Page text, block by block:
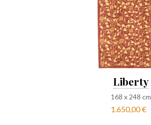
Liberty
168 x 248 cm
1.650,00 €